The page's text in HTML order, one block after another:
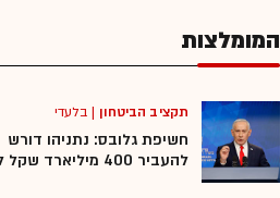
המומלצות
תקציב הביטחון |בלעדי
חשיפת גלובס: נתניהו דורש
להעביר 400 מיליארד שקל לביטחון